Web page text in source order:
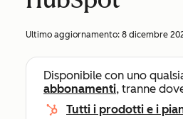
Ultimo aggiornamento: 8 dicembre
Disponibile con uno
abbonamenti, tranne
Tutti i prodotti e i